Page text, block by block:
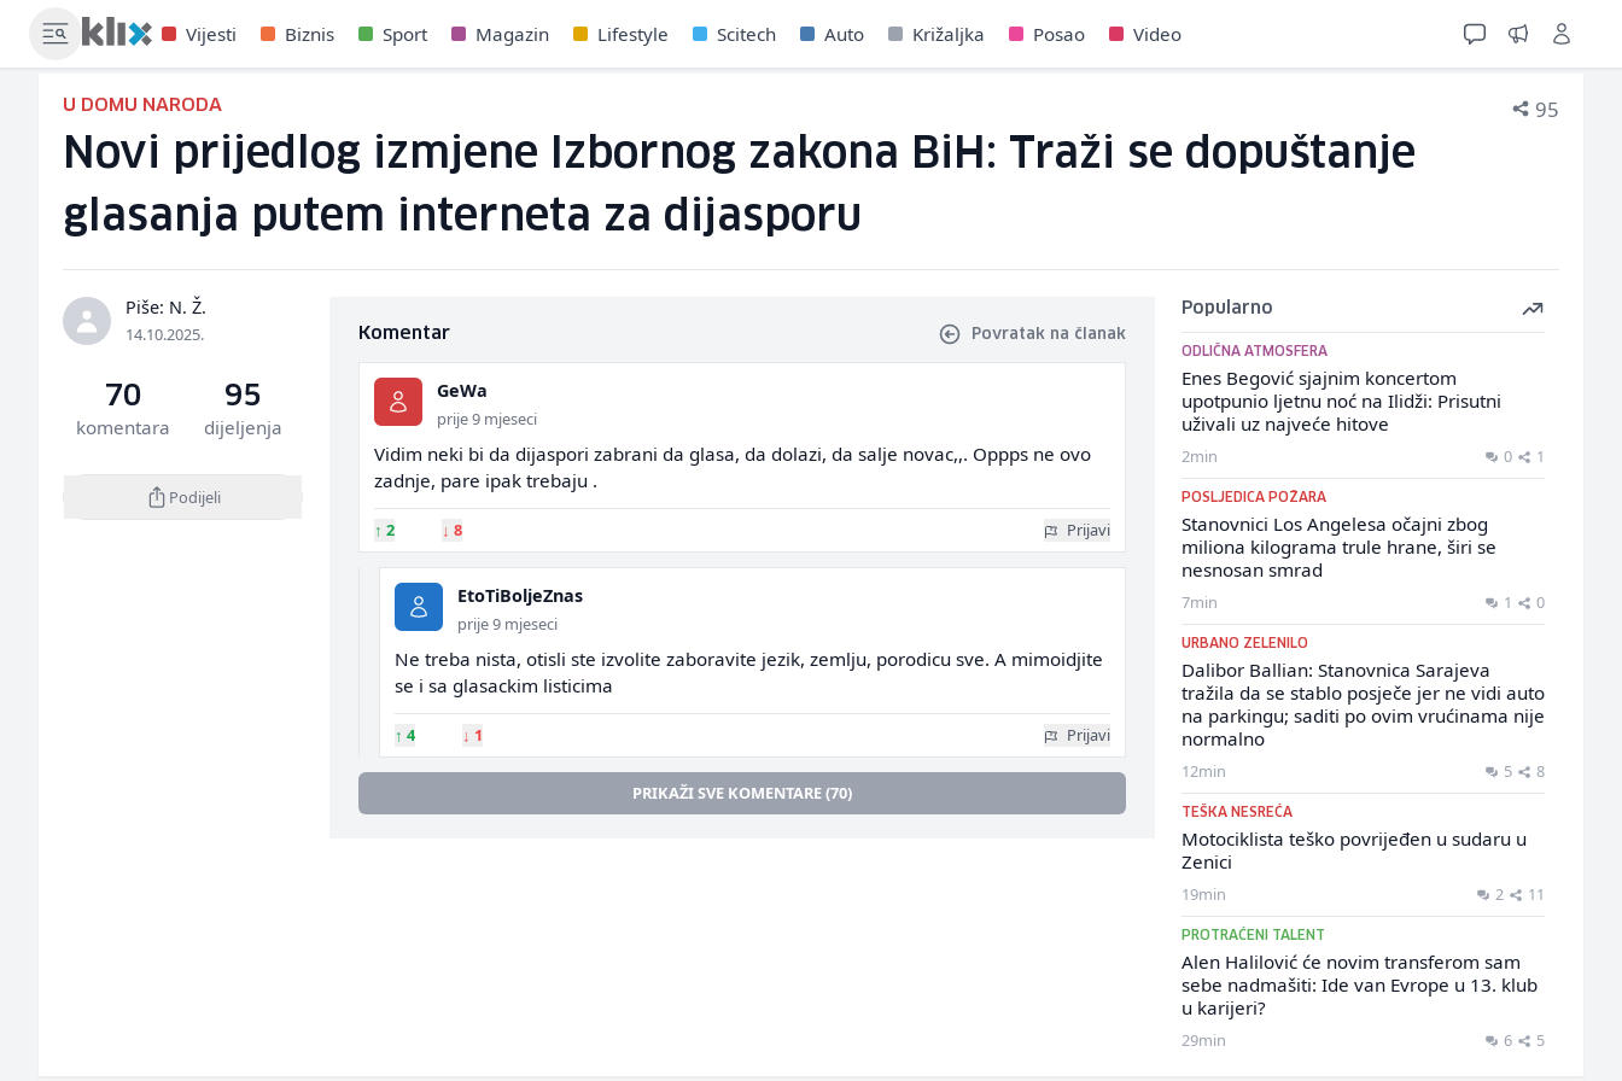
Vijesti Biznis Sport Magazin Lifestyle Scitech Auto Križaljka Posao Video
U DOMU NARODA 95
Novi prijedlog izmjene Izbornog zakona BiH: Traži se dopuštanje
glasanja putem interneta za dijasporu
Piše: N. Ž.
14.10.2025.
70
komentara
95
dijeljenja
Podijeli
Komentar Povratak na članak
GeWa
prije 9 mjeseci
Vidim neki bi da dijaspori zabrani da glasa, da dolazi, da salje novac,,. Oppps ne ovo
zadnje, pare ipak trebaju .
↑ 2 ↓ 8 Prijavi
EtoTiBoljeZnas
prije 9 mjeseci
Ne treba nista, otisli ste izvolite zaboravite jezik, zemlju, porodicu sve. A mimoidjite
se i sa glasackim listicima
↑ 4 ↓ 1 Prijavi
PRIKAŽI SVE KOMENTARE (70)
Popularno
ODLIČNA ATMOSFERA
Enes Begović sjajnim koncertom
upotpunio ljetnu noć na Ilidži: Prisutni
uživali uz najveće hitove
2min 0 1
POSLJEDICA POŽARA
Stanovnici Los Angelesa očajni zbog
miliona kilograma trule hrane, širi se
nesnosan smrad
7min 1 0
URBANO ZELENILO
Dalibor Ballian: Stanovnica Sarajeva
tražila da se stablo posječe jer ne vidi auto
na parkingu; saditi po ovim vrućinama nije
normalno
12min 5 8
TEŠKA NESREĆA
Motociklista teško povrijeđen u sudaru u
Zenici
19min 2 11
PROTRAĆENI TALENT
Alen Halilović će novim transferom sam
sebe nadmašiti: Ide van Evrope u 13. klub
u karijeri?
29min 6 5